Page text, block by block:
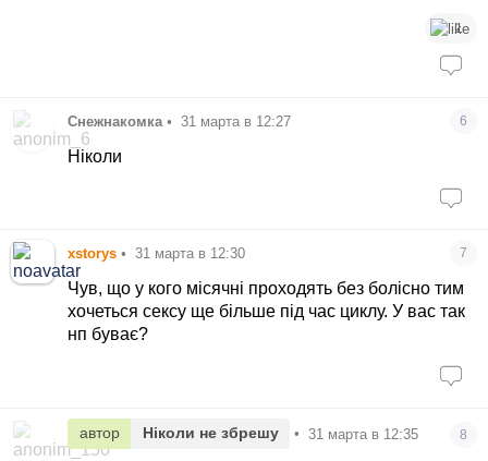
1
Снежнакомка • 31 марта в 12:27 6
Ніколи
xstorys • 31 марта в 12:30 7
Чув, що у кого місячні проходять без болісно тим
хочеться сексу ще більше під час циклу. У вас так
нп буває?
автор Ніколи не збрешу • 31 марта в 12:35 8